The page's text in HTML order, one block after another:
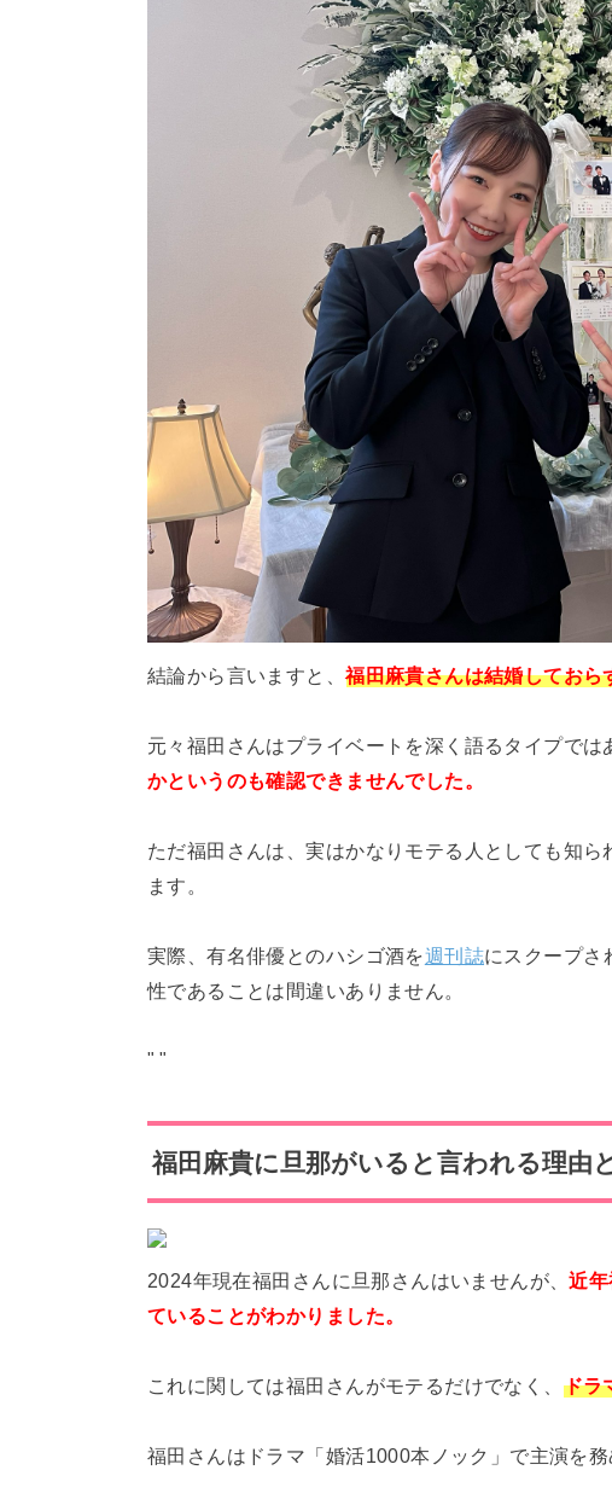
結論から言いますと、福田麻貴さんは結婚しておら
元々福田さんはプライベートを深く語るタイプでは
かというのも確認できませんでした。
ただ福田さんは、実はかなりモテる人としても知
ます。
実際、有名俳優とのハシゴ酒を週刊誌にスクープさ
性であることは間違いありません。
" "
福田麻貴に旦那がいると言われる理由
2024年現在福田さんに旦那さんはいませんが、近
ていることがわかりました。
これに関しては福田さんがモテるだけでなく、 ドラ
福田さんはドラマ「婚活1000本ノック」で主演を